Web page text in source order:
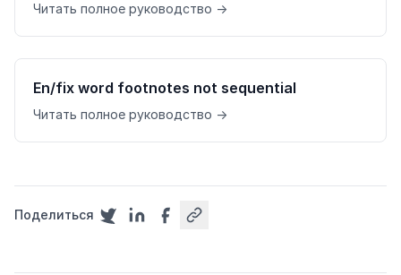
Читать полное руководство →
En/fix word footnotes not sequential
Читать полное руководство →
Поделиться